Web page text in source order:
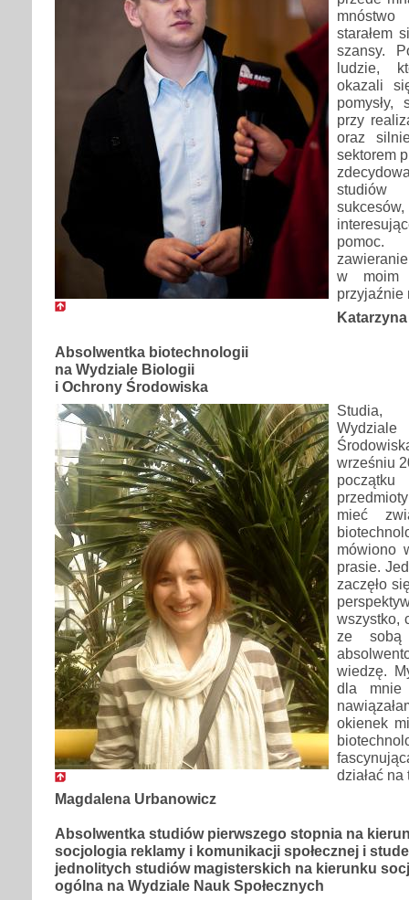
starałem
szansy.
ludzie,
okazali
pomysły,
przy
oraz
sektorem
studiów
w moim
przyjaźnie
Absolwentka biotechnologii
na Wydziale Biologii
i Ochrony Środowiska
Studia,
wrześniu
mieć
mówiono
prasie.
zaczęło
wszystko,
ze sobą
wiedzę.
dla mnie
okienek
działać na
Magdalena Urbanowicz
Absolwentka studiów pierwszego stopnia na
socjologia reklamy i komunikacji społecznej i
jednolitych studiów magisterskich na kierunku
ogólna na Wydziale Nauk Społecznych